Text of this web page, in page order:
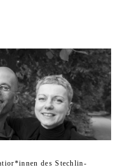
des Stechlin-